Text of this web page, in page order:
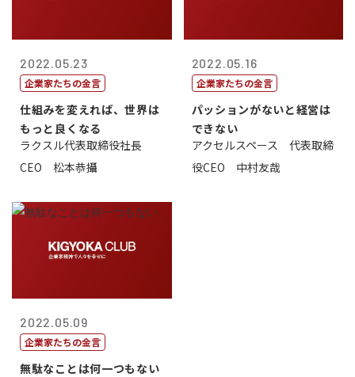
2022.05.23
企業家たちの金言
仕組みを変えれば、世界は
もっと良くなる
ラクスル代表取締役社長
CEO 松本恭攝
2022.05.16
企業家たちの金言
パッションがないと経営は
できない
アクセルスペース 代表取締
役CEO 中村友哉
2022.05.09
企業家たちの金言
無駄なことは何一つもない